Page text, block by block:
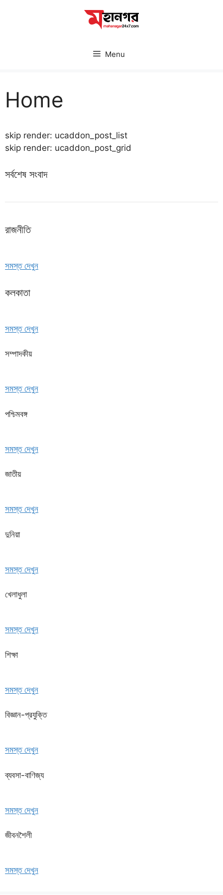
Menu
Home
skip render: ucaddon_post_list
skip render: ucaddon_post_grid
সর্বশেষ সংবাদ
রাজনীতি
সমস্ত দেখুন
কলকাতা
সমস্ত দেখুন
সম্পাদকীয়
সমস্ত দেখুন
পশ্চিমবঙ্গ
সমস্ত দেখুন
জাতীয়
সমস্ত দেখুন
দুনিয়া
সমস্ত দেখুন
খেলাধুলা
সমস্ত দেখুন
শিক্ষা
সমস্ত দেখুন
বিজ্ঞান-প্রযুক্তি
সমস্ত দেখুন
ব্যবসা-বাণিজ্য
সমস্ত দেখুন
জীবনশৈলী
সমস্ত দেখুন